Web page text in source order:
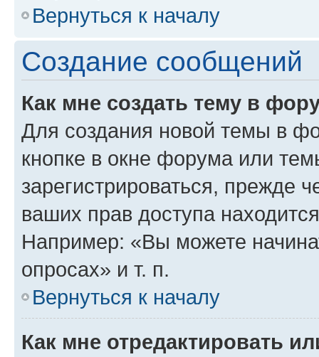
Вернуться к началу
Создание сообщений
Как мне создать тему в
Для создания новой темы в
кнопке в окне форума или
зарегистрироваться, прежде
ваших прав доступа
Например: «Вы можете
опросах» и т. п.
Вернуться к началу
Как мне отредактировать